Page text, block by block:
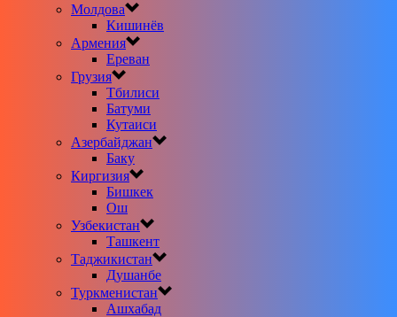
Молдова
Кишинёв
Армения
Ереван
Грузия
Тбилиси
Батуми
Кутаиси
Азербайджан
Баку
Киргизия
Бишкек
Ош
Узбекистан
Ташкент
Таджикистан
Душанбе
Туркменистан
Ашхабад